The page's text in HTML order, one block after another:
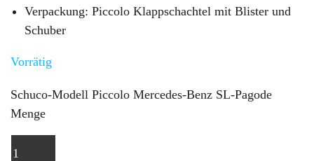
Verpackung: Piccolo Klappschachtel mit Blister und
Schuber
Vorrätig
Schuco-Modell Piccolo Mercedes-Benz SL-Pagode
Menge